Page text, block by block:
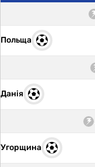
Польща
Данія
Угорщина